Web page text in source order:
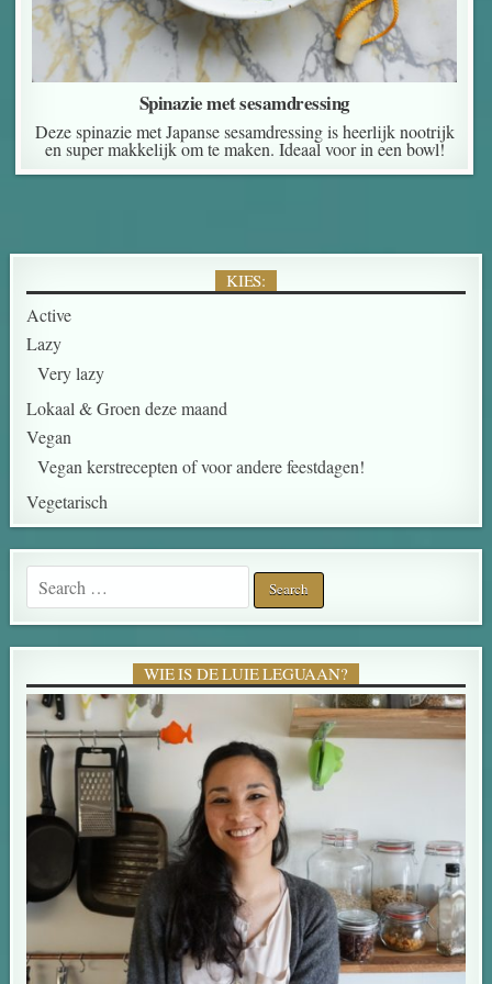
Spinazie met sesamdressing
Deze spinazie met Japanse sesamdressing is heerlijk nootrijk
en super makkelijk om te maken. Ideaal voor in een bowl!
KIES:
Active
Lazy
Very lazy
Lokaal & Groen deze maand
Vegan
Vegan kerstrecepten of voor andere feestdagen!
Vegetarisch
Search for:
WIE IS DE LUIE LEGUAAN?